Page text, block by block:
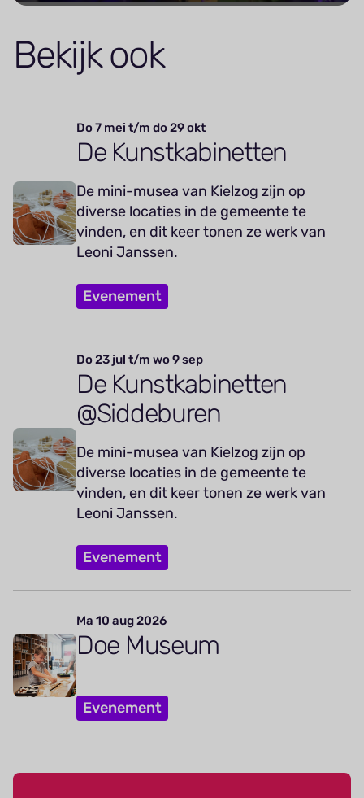
Bekijk ook
Do 7 mei t/m do 29 okt
De Kunstkabinetten
De mini-musea van Kielzog zijn op
diverse locaties in de gemeente te
vinden, en dit keer tonen ze werk van
Leoni Janssen.
Evenement
Do 23 jul t/m wo 9 sep
De Kunstkabinetten
@Siddeburen
De mini-musea van Kielzog zijn op
diverse locaties in de gemeente te
vinden, en dit keer tonen ze werk van
Leoni Janssen.
Evenement
Ma 10 aug 2026
Doe Museum
Evenement